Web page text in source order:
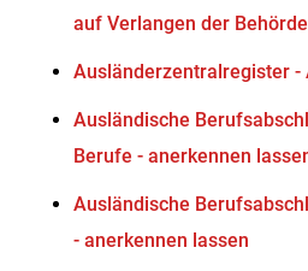
auf Verlangen der
Ausländerzentralregister -
Ausländische
Berufe - anerkennen
Ausländische
- anerkennen lassen